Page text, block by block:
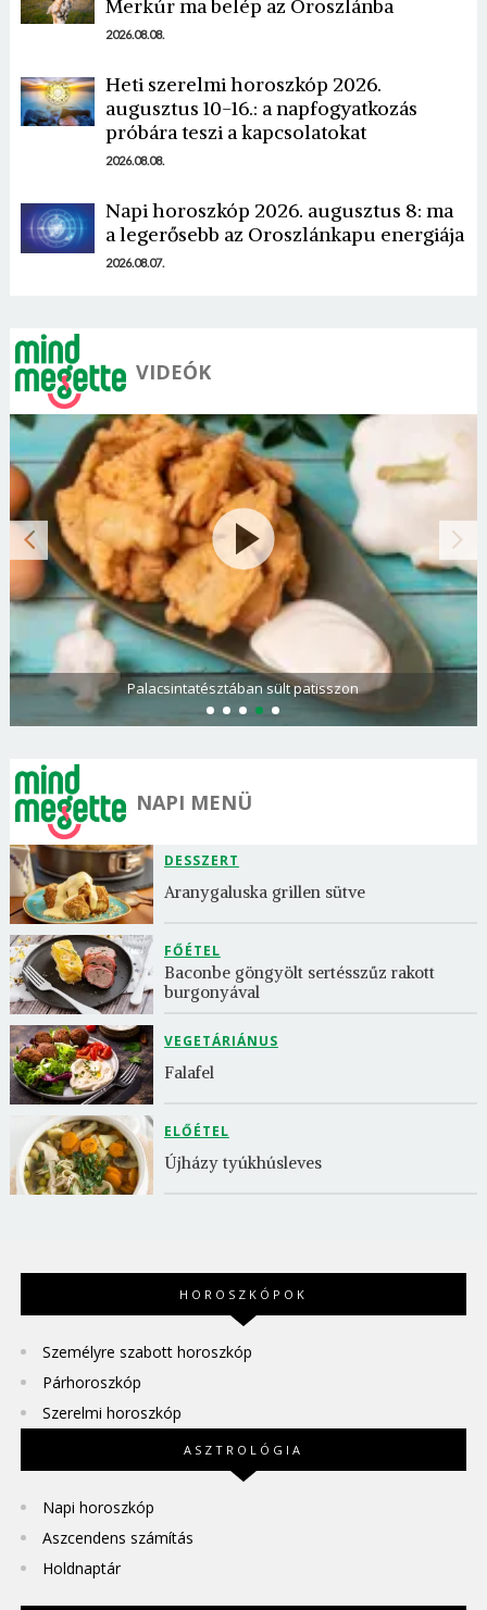
Merkúr ma belép az Oroszlánba
2026.08.08.
Heti szerelmi horoszkóp 2026.
augusztus 10-16.: a napfogyatkozás
próbára teszi a kapcsolatokat
2026.08.08.
Napi horoszkóp 2026. augusztus 8: ma
a legerősebb az Oroszlánkapu energiája
2026.08.07.
VIDEÓK
Palacsintatésztában sült patisszon
NAPI MENÜ
DESSZERT
Aranygaluska grillen sütve
FŐÉTEL
Baconbe göngyölt sertésszűz rakott
burgonyával
VEGETÁRIÁNUS
Falafel
ELŐÉTEL
Újházy tyúkhúsleves
HOROSZKÓPOK
Személyre szabott horoszkóp
Párhoroszkóp
Szerelmi horoszkóp
ASZTROLÓGIA
Napi horoszkóp
Aszcendens számítás
Holdnaptár